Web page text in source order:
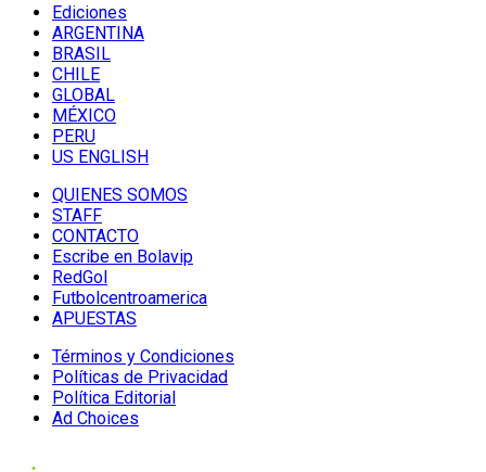
Ediciones
ARGENTINA
BRASIL
CHILE
GLOBAL
MÉXICO
PERU
US ENGLISH
QUIENES SOMOS
STAFF
CONTACTO
Escribe en Bolavip
RedGol
Futbolcentroamerica
APUESTAS
Términos y Condiciones
Políticas de Privacidad
Política Editorial
Ad Choices